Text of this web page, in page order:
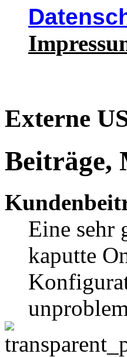
Externe
Beiträge,
Eine sehr
kaputte